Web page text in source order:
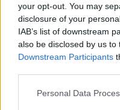
your opt-out. You may
disclosure of your
IAB’s list of downstream
also be disclosed by us to
Downstream Participants
Personal Data